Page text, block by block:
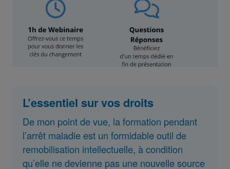
L’essentiel sur vos droits
De mon point de vue, la formation pendant
l’arrêt maladie est un formidable outil de
remobilisation intellectuelle, à condition
qu’elle ne devienne pas une nouvelle source